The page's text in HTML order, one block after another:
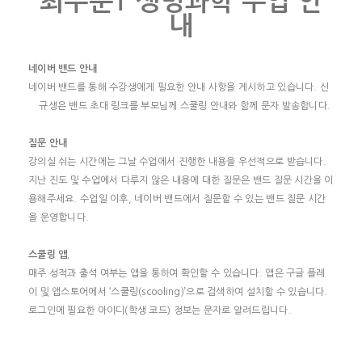
내
네이버 밴드 안내
네이버 밴드를 통해 수강생에게 필요한 안내 사항을 게시하고 있습니다
신
규생은 밴드 초대 링크를 부모님께 스쿨링 안내와 함께 문자 발송합니다.
질문 안내
강의실 쉬는 시간에는 그날 수업에서 진행한 내용을 우선적으로 받습니다
지난 진도 및 수업에서 다루지 않은 내용에 대한 질문은 밴드 질문 시간을 이
용해주세요
수업일 이후
네이버 밴드에서 질문할 수 있는 밴드 질문 시간
을 운영합니다.
스쿨링 앱
매주 성적과 출석 여부는 앱을 통하여 확인할 수 있습니다
앱은 구글 플레
이 및 앱스토어에서‘스쿨링(scooling)’으로 검색하여 설치할 수 있습니다
로그인에 필요한 아이디 ( 학생 코드) 정보는 문자로 알려드립니다